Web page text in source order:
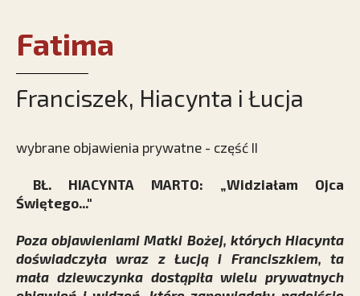
Fatima
Franciszek, Hiacynta i Łucja
wybrane objawienia prywatne - część II
BŁ. HIACYNTA MARTO: „Widziałam Ojca
Świętego..."
Poza objawieniami Matki Bożej, których Hiacynta
doświadczyła wraz z Łucją i Franciszkiem, ta
mała dziewczynka dostąpiła wielu prywatnych